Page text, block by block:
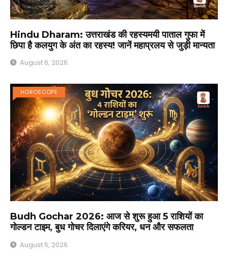
Hindu Dharam: उत्तराखंड की रहस्यमयी पाताल गुफा में
छिपा है कलयुग के अंत का रहस्य! जानें महाप्रलय से जुड़ी मान्यता
August 6, 2026
HOROSCOPE
Budh Gochar 2026: आज से शुरू हुआ 5 राशियों का
गोल्डन टाइम, बुध गोचर दिलाएंगे करियर, धन और सफलता
August 5, 2026